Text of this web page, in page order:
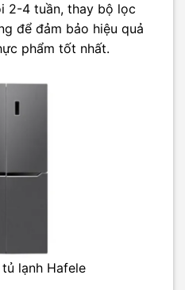
2-4 tuần, thay bộ lọc
để đảm bảo hiệu quả
phẩm tốt nhất.
lạnh Hafele